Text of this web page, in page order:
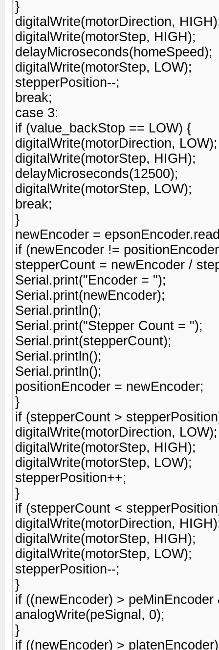
}
digitalWrite(motorDirection,
digitalWrite(motorStep, HIGH);
delayMicroseconds(homeSpeed);
digitalWrite(motorStep, LOW);
stepperPosition--;
break;
case 3:
if (value_backStop == LOW) {
digitalWrite(motorDirection, LOW);
digitalWrite(motorStep, HIGH);
delayMicroseconds(12500);
digitalWrite(motorStep, LOW);
break;
}
newEncoder =
if (newEncoder !=
stepperCount = newEncoder /
Serial.print("Encoder = ");
Serial.print(newEncoder);
Serial.println();
Serial.print("Stepper Count = ");
Serial.print(stepperCount);
Serial.println();
Serial.println();
positionEncoder = newEncoder;
}
if (stepperCount >
digitalWrite(motorDirection, LOW);
digitalWrite(motorStep, HIGH);
digitalWrite(motorStep, LOW);
stepperPosition++;
}
if (stepperCount <
digitalWrite(motorDirection,
digitalWrite(motorStep, HIGH);
digitalWrite(motorStep, LOW);
stepperPosition--;
}
if ((newEncoder) >
analogWrite(peSignal, 0);
}
if ((newEncoder) >